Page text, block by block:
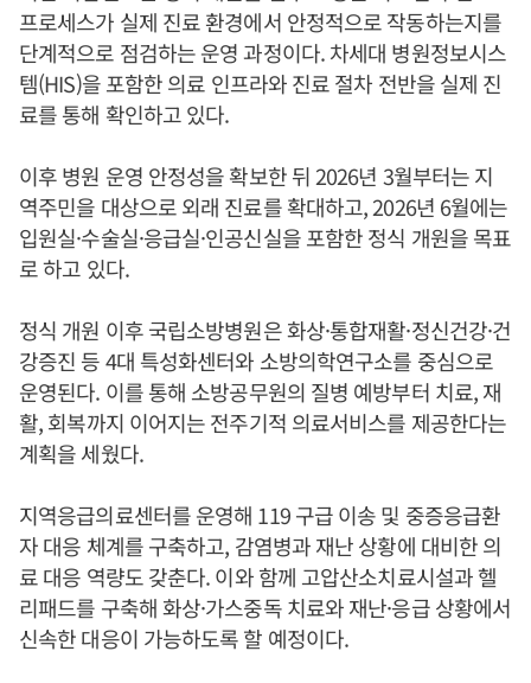
프로세스가 실제 진료 환경에서 안정적으로 작동하는지를
단계적으로 점검하는 운영 과정이다. 차세대 병원정보시스
템(HIS)을 포함한 의료 인프라와 진료 절차 전반을 실제 진
료를 통해 확인하고 있다.
이후 병원 운영 안정성을 확보한 뒤 2026년 3월부터는 지
역주민을 대상으로 외래 진료를 확대하고, 2026년 6월에는
입원실·수술실·응급실·인공신실을 포함한 정식 개원을 목표
로 하고 있다.
정식 개원 이후 국립소방병원은 화상·통합재활·정신건강·건
강증진 등 4대 특성화센터와 소방의학연구소를 중심으로
운영된다. 이를 통해 소방공무원의 질병 예방부터 치료, 재
활, 회복까지 이어지는 전주기적 의료서비스를 제공한다는
계획을 세웠다.
지역응급의료센터를 운영해 119 구급 이송 및 중증응급환
자 대응 체계를 구축하고, 감염병과 재난 상황에 대비한 의
료 대응 역량도 갖춘다. 이와 함께 고압산소치료시설과 헬
리패드를 구축해 화상·가스중독 치료와 재난·응급 상황에서
신속한 대응이 가능하도록 할 예정이다.